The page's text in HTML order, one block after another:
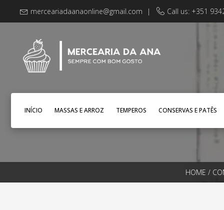
merceariadaanaonline@gmail.com | Call us: +351
INÍCIO MASSAS E ARROZ TEMPEROS CONSERVAS E PATÊS
HOME /